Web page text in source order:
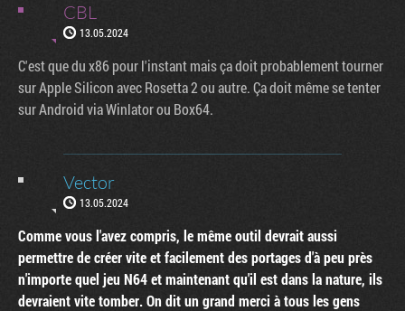
CBL
13.05.2024
C'est que du x86 pour l'instant mais ça doit probablement tourner
sur Apple Silicon avec Rosetta 2 ou autre. Ça doit même se tenter
sur Android via Winlator ou Box64.
Vector
13.05.2024
Comme vous l'avez compris, le même outil devrait aussi
permettre de créer vite et facilement des portages d'à peu près
n'importe quel jeu N64 et maintenant qu'il est dans la nature, ils
devraient vite tomber. On dit un grand merci à tous les gens